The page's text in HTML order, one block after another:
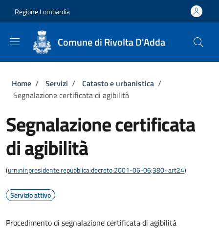
Regione Lombardia
Comune di Rivolta D'Adda
Briciole di pane
Home / Servizi / Catasto e urbanistica /
Segnalazione certificata di agibilità
Segnalazione certificata
di agibilità
(urn:nir:presidente.repubblica:decreto:2001-06-06;380~art24)
Servizio attivo
Procedimento di segnalazione certificata di agibilità